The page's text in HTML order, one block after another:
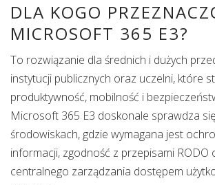
DLA KOGO
MICROSOFT 365 E3?
To rozwiązanie dla średnich i dużych
instytucji publicznych oraz uczelni, które
produktywność, mobilność i
Microsoft 365 E3 doskonale sprawdza
środowiskach, gdzie wymagana jest
informacji, zgodność z przepisami RODO
centralnego zarządzania dostępem